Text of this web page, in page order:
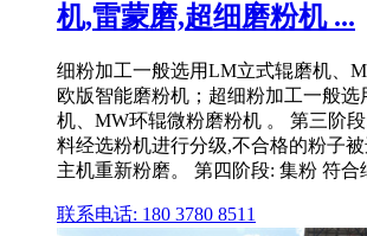
机,雷蒙磨,超细磨粉机 ...
细粉加工一般选用LM立式辊磨机、
欧版智能磨粉机；超细粉加工一般
机、MW环辊微粉磨粉机 。 第三阶
料经选粉机进行分级,不合格的粉子
主机重新粉磨。 第四阶段: 集粉 符合
联系电话: 180 3780 8511